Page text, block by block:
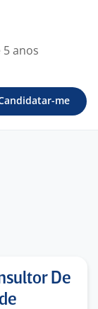
5 anos
me
De